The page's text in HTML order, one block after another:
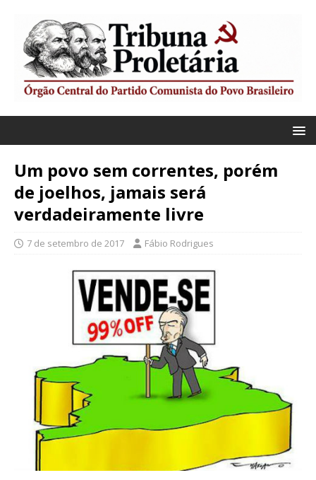
Um povo sem correntes, porém
de joelhos, jamais será
verdadeiramente livre
7 de setembro de 2017 Fábio Rodrigues